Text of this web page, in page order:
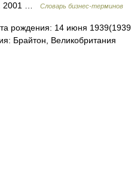
2001 …
Словарь бизнес-терминов
рождения: 14 июня 1939(1939
Брайтон, Великобритания